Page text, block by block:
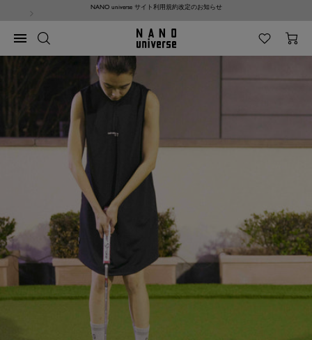
ツ
【Android端末をご利用のお客様】ご注文に関する不具合のお知らせ
ナ
NANO
universe